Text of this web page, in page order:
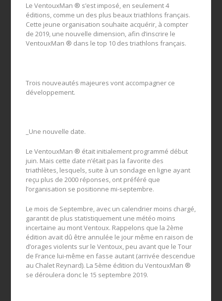
Le VentouxMan ® s’est imposé, en seulement 4
éditions, comme un des plus beaux triathlons français.
Cette jeune organisation souhaite acquérir, à compter
de 2019, une nouvelle dimension, afin d’inscrire le
VentouxMan ® dans le top 10 des triathlons français.
Trois nouveautés majeures vont accompagner ce
développement.
_Une nouvelle date.
Le VentouxMan ® était initialement programmé début
juin. Mais cette date n’était pas la favorite des
triathlètes, lesquels, suite à un sondage en ligne ayant
reçu plus de 2000 réponses, ont préféré que
l’organisation se positionne mi-septembre.
Le mois de Septembre, avec un calendrier moins chargé,
garantit de plus statistiquement une météo moins
incertaine au mont Ventoux. Rappelons que la 2ème
édition avait dû être annulée le jour même en raison de
d’orages violents sur le Ventoux, peu avant que le Tour
de France lui-même en fasse autant (arrivée descendue
au Chalet Reynard). La 5ème édition du VentouxMan ®
se déroulera donc le 15 septembre 2019.